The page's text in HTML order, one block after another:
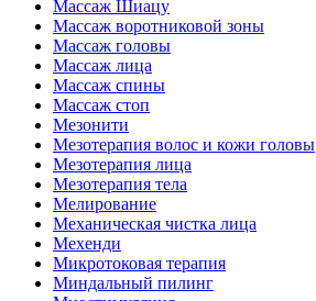
Массаж Шиацу
Массаж воротниковой зоны
Массаж головы
Массаж лица
Массаж спины
Массаж стоп
Мезонити
Мезотерапия волос и кожи головы
Мезотерапия лица
Мезотерапия тела
Мелирование
Механическая чистка лица
Мехенди
Микротоковая терапия
Миндальный пилинг